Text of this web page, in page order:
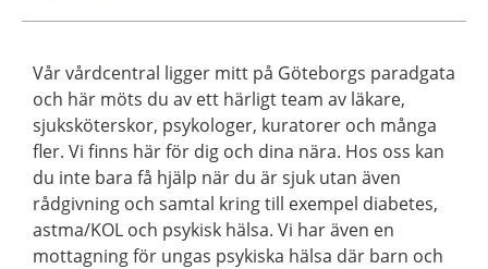
Vår vårdcentral ligger mitt på Göteborgs paradgata
och här möts du av ett härligt team av läkare,
sjuksköterskor, psykologer, kuratorer och många
fler. Vi finns här för dig och dina nära. Hos oss kan
du inte bara få hjälp när du är sjuk utan även
rådgivning och samtal kring till exempel diabetes,
astma/KOL och psykisk hälsa. Vi har även en
mottagning för ungas psykiska hälsa där barn och